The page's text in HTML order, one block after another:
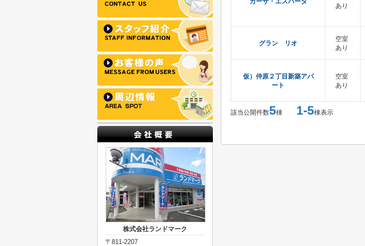
あり
グラン リオ
空室
あり
仮）仲原２丁目新築アパ
ート
空室
あり
該当公開件数5棟 1-5棟表示
株式会社ランドマーク
〒811-2207